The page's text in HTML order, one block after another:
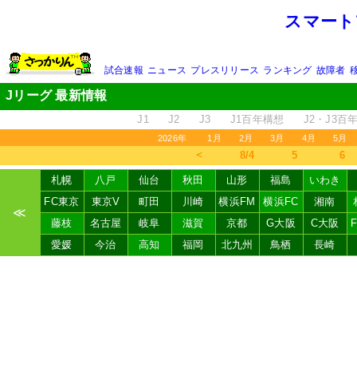
スマー
試合速報 ニュース プレスリリース ランキング 故障者
Jリーグ 最新情報
J1 J2 J3 J1百年構想 J2・J3百
2026年 1月 2月 3月 4月 5月
＜ 8/4 5 6
≪
札幌 八戸 仙台 秋田 山形 福島
いわき
FC東京
東京V 町田 川崎 横浜FM 横浜FC 湘南
藤枝
名古屋 岐阜 滋賀 京都 G大阪 C大阪
愛媛
今治 高知 福岡 北九州 鳥栖 長崎